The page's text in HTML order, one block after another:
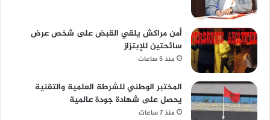
أمن مراكش يلقي القبض على شخص عرض
سائحتين للإبتزاز
منذ 5 ساعات
المختبر الوطني للشرطة العلمية والتقنية
يحصل على شهادة جودة عالمية
منذ 7 ساعات